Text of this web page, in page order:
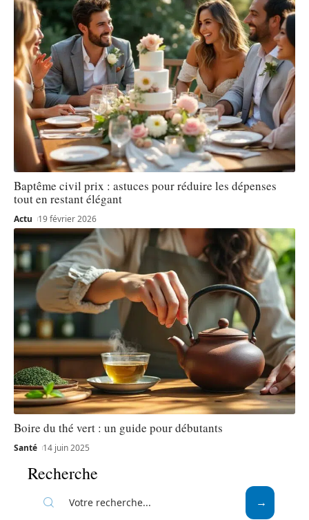
Baptême civil prix : astuces pour réduire les dépenses
tout en restant élégant
Actu 19 février 2026
Boire du thé vert : un guide pour débutants
Santé 14 juin 2025
Recherche